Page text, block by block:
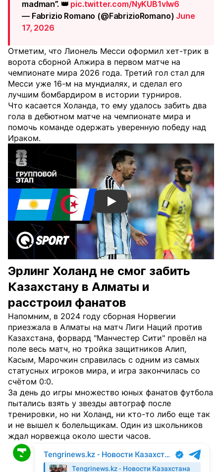
madman”. 👑 pic.twitter.com/NyKUB1vIw6
— Fabrizio Romano (@FabrizioRomano) June
17, 2026
Отметим, что Лионель Месси оформил хет-трик в
ворота сборной Алжира в первом матче на
чемпионате мира 2026 года. Третий гол стал для
Месси уже 16-м на мундиалях, и сделал его
лучшим бомбардиром в истории турниров.
Что касается Холанда, то ему удалось забить два
гола в дебютном матче на чемпионате мира и
помочь команде одержать уверенную победу над
Ираком.
Смотреть видео YouTube
Эрлинг Холанд не смог забить
Казахстану в Алматы и
расстроил фанатов
Напомним, в 2024 году сборная Норвегии
приезжала в Алматы на матч Лиги Наций против
Казахстана, форвард "Манчестер Сити" провёл на
поле весь матч, но тройка защитников Алип,
Касым, Марочкин справилась с одним из самых
статусных игроков мира, и игра закончилась со
счётом 0:0.
За день до игры множество юных фанатов футбола
пытались взять у звезды автограф после
тренировки, но ни Холанд, ни кто-то либо еще так
и не вышел к болельщикам. Один из школьников
ждал норвежца около шести часов.